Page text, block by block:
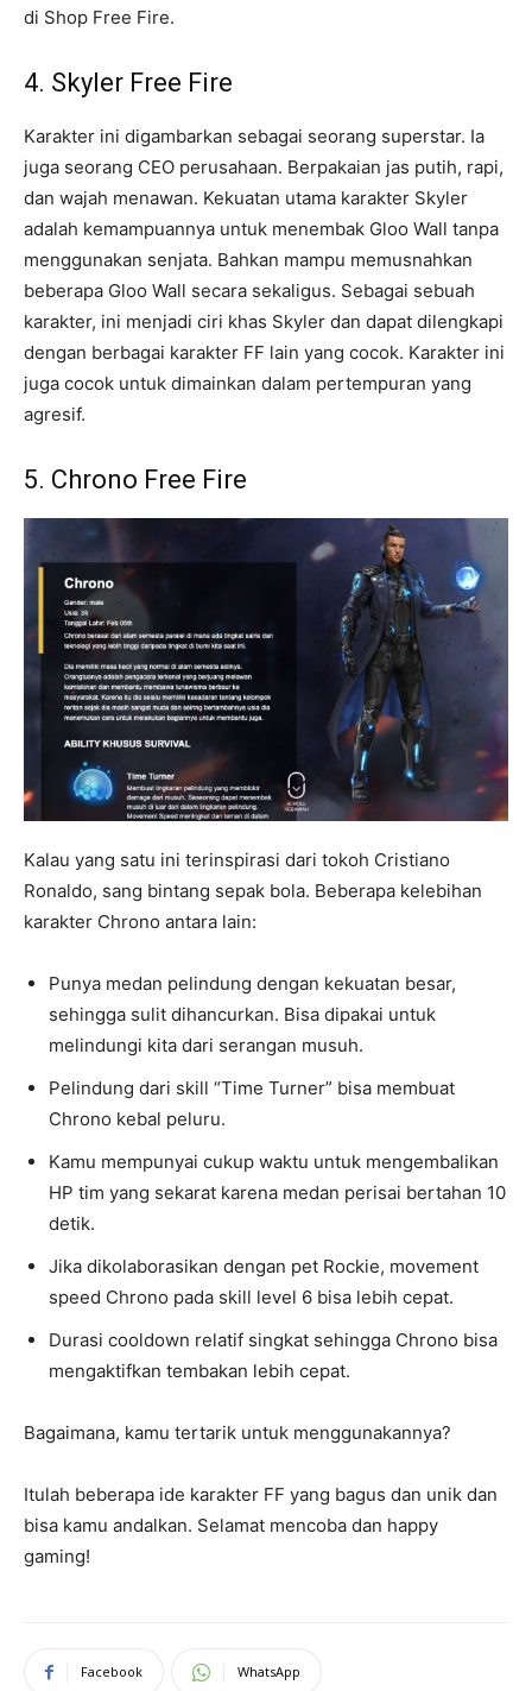
di Shop Free Fire.
4. Skyler Free Fire
Karakter ini digambarkan sebagai seorang superstar. Ia
juga seorang CEO perusahaan. Berpakaian jas putih, rapi,
dan wajah menawan. Kekuatan utama karakter Skyler
adalah kemampuannya untuk menembak Gloo Wall tanpa
menggunakan senjata. Bahkan mampu memusnahkan
beberapa Gloo Wall secara sekaligus. Sebagai sebuah
karakter, ini menjadi ciri khas Skyler dan dapat dilengkapi
dengan berbagai karakter FF lain yang cocok. Karakter ini
juga cocok untuk dimainkan dalam pertempuran yang
agresif.
5. Chrono Free Fire
Kalau yang satu ini terinspirasi dari tokoh Cristiano
Ronaldo, sang bintang sepak bola. Beberapa kelebihan
karakter Chrono antara lain:
Punya medan pelindung dengan kekuatan besar,
sehingga sulit dihancurkan. Bisa dipakai untuk
melindungi kita dari serangan musuh.
Pelindung dari skill “Time Turner” bisa membuat
Chrono kebal peluru.
Kamu mempunyai cukup waktu untuk mengembalikan
HP tim yang sekarat karena medan perisai bertahan 10
detik.
Jika dikolaborasikan dengan pet Rockie, movement
speed Chrono pada skill level 6 bisa lebih cepat.
Durasi cooldown relatif singkat sehingga Chrono bisa
mengaktifkan tembakan lebih cepat.
Bagaimana, kamu tertarik untuk menggunakannya?
Itulah beberapa ide karakter FF yang bagus dan unik dan
bisa kamu andalkan. Selamat mencoba dan happy
gaming!
Facebook WhatsApp